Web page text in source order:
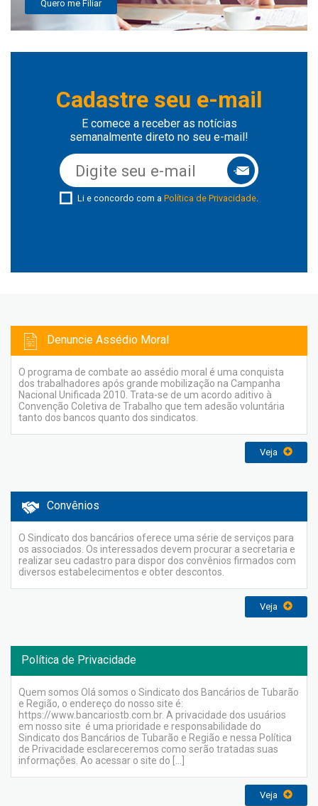
Quero me Filiar
Cadastre seu e-mail
E comece a receber as notícias
semanalmente direto no seu e-mail!
Li e concordo com a Política de Privacidade.
Denuncie Assédio Moral
O programa de combate ao assédio moral é uma conquista
dos trabalhadores após grande mobilização na Campanha
Nacional Unificada 2010. Trata-se de um acordo aditivo à
Convenção Coletiva de Trabalho que tem adesão voluntária
tanto dos bancos quanto dos sindicatos.
Veja
Convênios
O Sindicato dos bancários oferece uma série de serviços para
os associados. Os interessados devem procurar a secretaria e
realizar seu cadastro para dispor dos convênios firmados com
diversos estabelecimentos e obter descontos.
Veja
Política de Privacidade
Quem somos Olá somos o Sindicato dos Bancários de Tubarão
e Região, o endereço do nosso site é:
https://www.bancariostb.com.br. A privacidade dos usuários
em nosso site é uma prioridade e responsabilidade do
Sindicato dos Bancários de Tubarão e Região e nessa Política
de Privacidade esclareceremos como serão tratadas suas
informações. Ao acessar o site do […]
Veja